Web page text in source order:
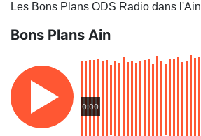
Les Bons Plans ODS Radio dans l'Ain
Bons Plans Ain
0:00